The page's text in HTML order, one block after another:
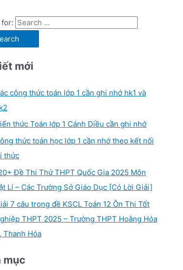
for:
mới
công thức toán lớp 1 cần ghi nhớ hk1 và
thức Toán lớp 1 Cánh Diều cần ghi nhớ
thức toán học lớp 1 cần nhớ theo kết nối
thức
Đề Thi Thử THPT Quốc Gia 2025 Môn
Lí – Các Trường Sở Giáo Dục [Có Lời Giải]
7 câu trong đề KSCL Toán 12 Ôn Thi Tốt
THPT 2025 – Trường THPT Hoằng Hóa
Thanh Hóa
mục